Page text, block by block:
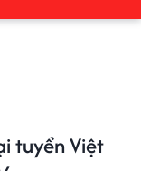
tuyển Việt